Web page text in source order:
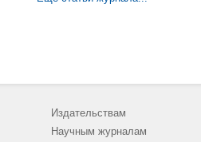
Издательствам
Научным журналам